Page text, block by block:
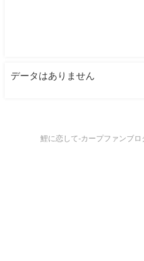
データはありません
鯉に恋して-カープファンブロ